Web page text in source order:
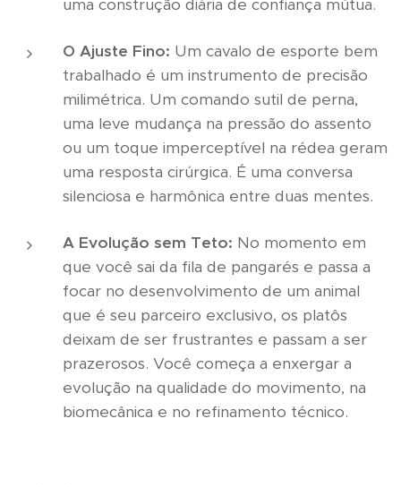
uma construção diária de confiança mútua.
O Ajuste Fino: Um cavalo de esporte bem
trabalhado é um instrumento de precisão
milimétrica. Um comando sutil de perna,
uma leve mudança na pressão do assento
ou um toque imperceptível na rédea geram
uma resposta cirúrgica. É uma conversa
silenciosa e harmônica entre duas mentes.
A Evolução sem Teto: No momento em
que você sai da fila de pangarés e passa a
focar no desenvolvimento de um animal
que é seu parceiro exclusivo, os platôs
deixam de ser frustrantes e passam a ser
prazerosos. Você começa a enxergar a
evolução na qualidade do movimento, na
biomecânica e no refinamento técnico.